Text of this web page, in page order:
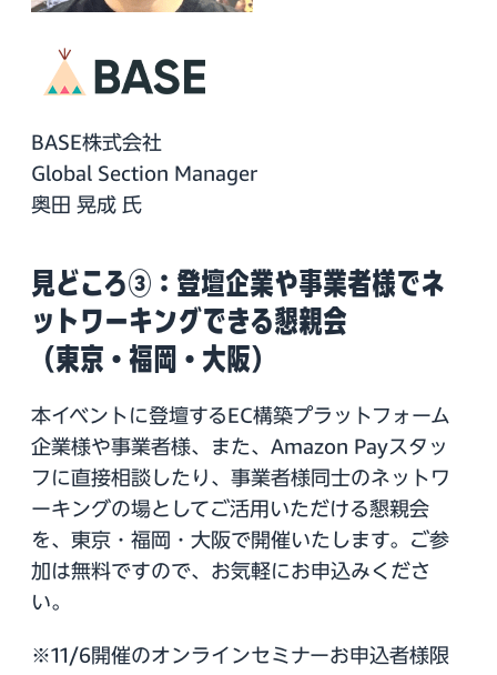
BASE株式会社
Global Section Manager
奥田 晃成 氏
見どころ③：登壇企業や事業者様でネ
ットワーキングできる懇親会
（東京・福岡・大阪）
本イベントに登壇するEC構築プラットフォーム
企業様や事業者様、また、Amazon Payスタッ
フに直接相談したり、事業者様同士のネットワ
ーキングの場としてご活用いただける懇親会
を、東京・福岡・大阪で開催いたします。ご参
加は無料ですので、お気軽にお申込みくださ
い。
※11/6開催のオンラインセミナーお申込者様限